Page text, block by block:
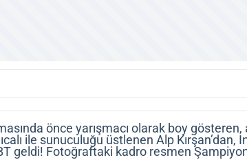
önce yarışmacı olarak boy gösteren,
ile sunuculuğu üstlenen Alp Kırşan’dan,
geldi! Fotoğraftaki kadro resmen